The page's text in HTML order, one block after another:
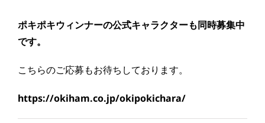
ポキポキウィンナーの公式キャラクターも同時募集中
です。
こちらのご応募もお待ちしております。
https://okiham.co.jp/okipokichara/